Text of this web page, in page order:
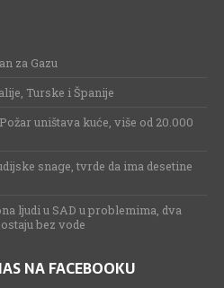
za Gazu
Turske i Španije
uništava kuće, više od 20.000
snage, tvrde da ima desetine
ljudi u SAD u problemima, dva
bez vode
NA FACEBOOKU